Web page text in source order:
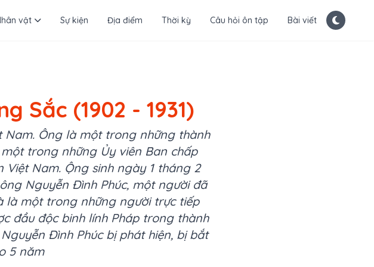
vật Sự kiện Địa điểm Thời kỳ Câu hỏi ôn tập Bài viết
Sắc (1902 - 1931)
Nam. Ông là một trong những thành
trong những Ủy viên Ban chấp
Nam. Ộng sinh ngày 1 tháng 2
Nguyễn Đình Phúc, một người đã
là một trong những người trực tiếp
đầu độc binh lính Pháp trong thành
Đình Phúc bị phát hiện, bị bắt
5 năm